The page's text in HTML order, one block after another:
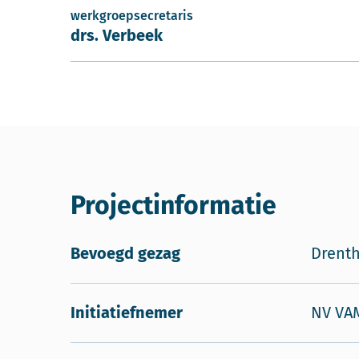
werkgroepsecretaris
drs. Verbeek
Projectinformatie
Bevoegd gezag
Initiatiefnemer NV